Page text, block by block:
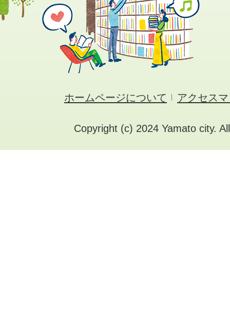
ホームページについて アクセス
Copyright (c) 2024 Yamato city.